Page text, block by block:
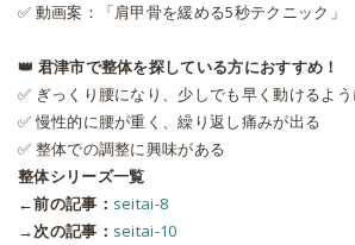
✅ 動画案：「肩甲骨を緩める5秒テクニック」
👑 君津市で整体を探している方におすすめ！
✅ ぎっくり腰になり、少しでも早く動けるよ
✅慢性的に腰が重く、繰り返し痛みが出る
✅ 整体での調整に興味がある
整体シリーズ一覧
←前の記事： seitai-8
→次の記事： seitai-10